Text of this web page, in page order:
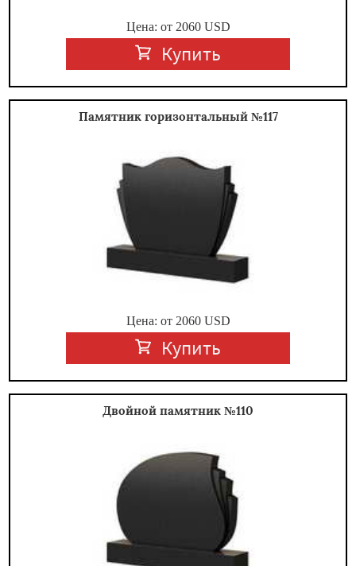
Цена: от 2060USD
Купить
Памятник горизонтальный №117
Цена: от 2060USD
Купить
Двойной памятник №110